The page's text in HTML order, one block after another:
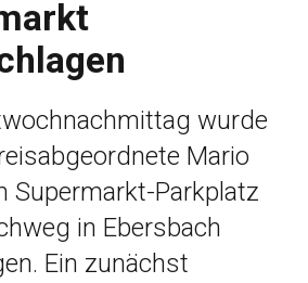
wurde
Mario
Supermarkt-Parkplatz
in Ebersbach
Ein zunächst